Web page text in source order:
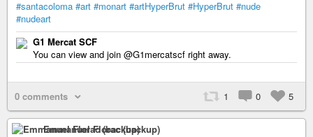
#santacoloma #art #monart #artHyperBrut #HyperBrut #nude
#nudeart
G1 Mercat SCF
You can view and join @G1mercatscf right away.
0 comments 1 0 5
Emmanuel Florac (backup)